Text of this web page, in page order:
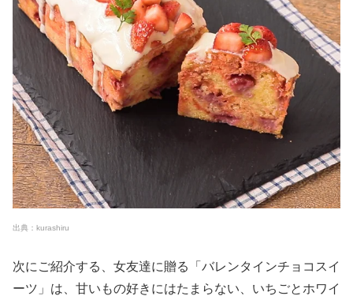
出典：kurashiru
次にご紹介する、女友達に贈る「バレンタインチョコスイ
ーツ」は、甘いもの好きにはたまらない、いちごとホワイ